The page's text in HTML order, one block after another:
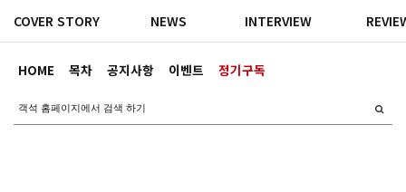
HOME 목차 공지사항 이벤트 정기구독
COVER STORY NEWS INTERVIEW